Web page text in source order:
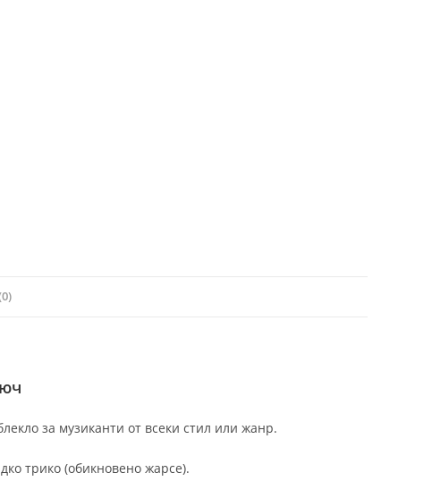
за музиканти от всеки стил или жанр.
трико (обикновено жарсе).